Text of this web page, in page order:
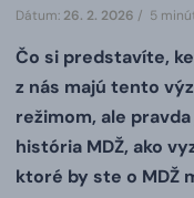
Dátum: 26. 2. 2026 / 5
Čo si predstavíte,
z nás majú tento
režimom, ale
história MDŽ, ako
ktoré by ste o MDŽ